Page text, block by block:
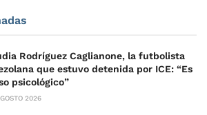
Rodríguez Caglianone, la futbolista
que estuvo detenida por ICE: “Es
psicológico”
2026